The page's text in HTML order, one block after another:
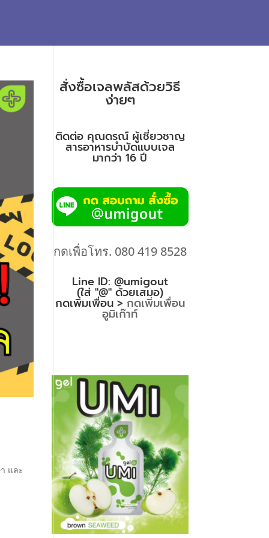
และ
สั่งซื้อเจลพลัสด้วยวิธี
ง่ายๆ
ติดต่อ คุณดรณ์ ผู้เชี่ยวชาญ
สารอาหารบำบัดแบบเจล
มากว่า 16 ปี
กดเพื่อโทร. 080 419 8528
Line ID: @umigout
(ใส่ "@" ด้วยเสมอ)
กดเพิ่มเพื่อน > กดเพิ่มเพื่อน
อูมิเก๊าท์